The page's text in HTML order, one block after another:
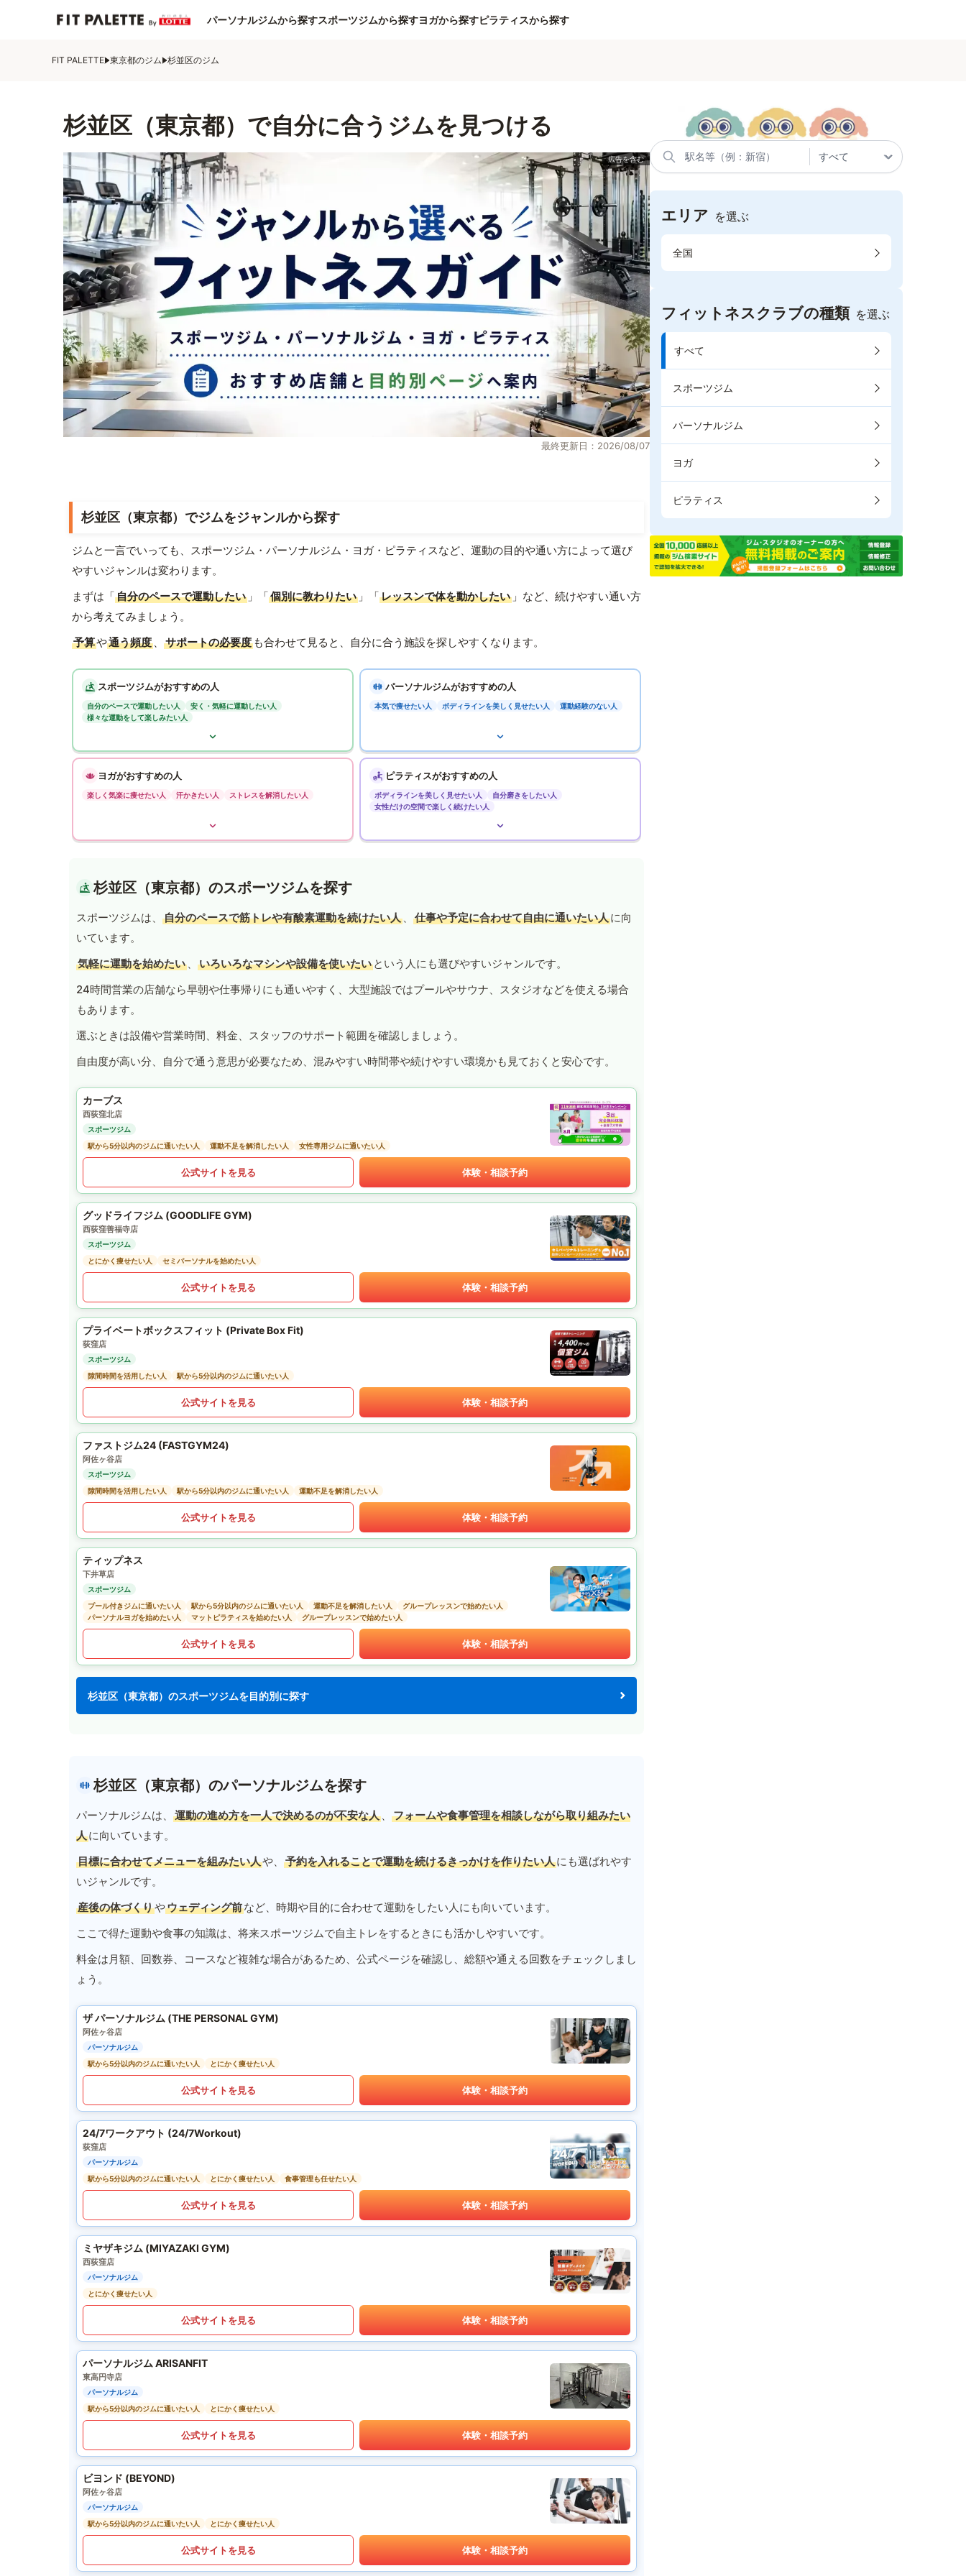
パーソナルジムから探すスポーツジムから探すヨガから探すピラティスから探す
FIT PALETTE 東京都のジム 杉並区のジム
杉並区（東京都）で自分に合うジムを見つける
最終更新日：2026/08/07
杉並区（東京都）でジムをジャンルから探す
ジムと一言でいっても、スポーツジム・パーソナルジム・ヨガ・ピラティスなど、運動の目的や通い方によって選び
やすいジャンルは変わります。
まずは「自分のペースで運動したい 」「個別に教わりたい 」「レッスンで体を動かしたい 」など、続けやすい通い方
から考えてみましょう。
予算や通う頻度 、 サポートの必要度 も合わせて見ると、自分に合う施設を探しやすくなります。
スポーツジムがおすすめの人
自分のペースで運動したい人
安く・気軽に運動したい人
様々な運動をして楽しみたい人
パーソナルジムがおすすめの人
本気で痩せたい人 ボディラインを美しく見せたい人 運動経験のない人
ヨガがおすすめの人
楽しく気楽に痩せたい人 汗かきたい人 ストレスを解消したい人
ピラティスがおすすめの人
ボディラインを美しく見せたい人
自分磨きをしたい人
女性だけの空間で楽しく続けたい人
杉並区（東京都）のスポーツジムを探す
スポーツジムは、 自分のペースで筋トレや有酸素運動を続けたい人 、 仕事や予定に合わせて自由に通いたい人に向
いています。
気軽に運動を始めたい 、 いろいろなマシンや設備を使いたい という人にも選びやすいジャンルです。
24時間営業の店舗なら早朝や仕事帰りにも通いやすく、大型施設ではプールやサウナ、スタジオなどを使える場合
もあります。
選ぶときは設備や営業時間、料金、スタッフのサポート範囲を確認しましょう。
自由度が高い分、自分で通う意思が必要なため、混みやすい時間帯や続けやすい環境かも見ておくと安心です。
カーブス
西荻窪北店
スポーツジム
駅から5分以内のジムに通いたい人
運動不足を解消したい人 女性専用ジムに通いたい人
公式サイトを見る 体験・相談予約
グッドライフジム (GOODLIFE GYM)
西荻窪善福寺店
スポーツジム
とにかく痩せたい人
セミパーソナルを始めたい人
公式サイトを見る 体験・相談予約
プライベートボックスフィット (Private Box Fit)
荻窪店
スポーツジム
隙間時間を活用したい人
駅から5分以内のジムに通いたい人
公式サイトを見る 体験・相談予約
ファストジム24 (FASTGYM24)
阿佐ヶ谷店
スポーツジム
隙間時間を活用したい人
駅から5分以内のジムに通いたい人 運動不足を解消したい人
公式サイトを見る 体験・相談予約
ティップネス
下井草店
スポーツジム
プール付きジムに通いたい人
駅から5分以内のジムに通いたい人 運動不足を解消したい人
グループレッスンで始めたい人
パーソナルヨガを始めたい人
マットピラティスを始めたい人 グループレッスンで始めたい人
公式サイトを見る 体験・相談予約
杉並区（東京都）のスポーツジムを目的別に探す
杉並区（東京都）のパーソナルジムを探す
パーソナルジムは、 運動の進め方を一人で決めるのが不安な人 、
フォームや食事管理を相談しながら取り組みたい
人に向いています。
目標に合わせてメニューを組みたい人や、 予約を入れることで運動を続けるきっかけを作りたい人にも選ばれやす
いジャンルです。
産後の体づくりやウェディング前など、時期や目的に合わせて運動をしたい人にも向いています。
ここで得た運動や食事の知識は、将来スポーツジムで自主トレをするときにも活かしやすいです。
料金は月額、回数券、コースなど複雑な場合があるため、公式ページを確認し、総額や通える回数をチェックしまし
ょう。
ザ パーソナルジム (THE PERSONAL GYM)
阿佐ヶ谷店
パーソナルジム
駅から5分以内のジムに通いたい人
とにかく痩せたい人
公式サイトを見る 体験・相談予約
24/7ワークアウト (24/7Workout)
荻窪店
パーソナルジム
駅から5分以内のジムに通いたい人
とにかく痩せたい人 食事管理も任せたい人
公式サイトを見る 体験・相談予約
ミヤザキジム (MIYAZAKI GYM)
西荻窪店
パーソナルジム
とにかく痩せたい人
公式サイトを見る 体験・相談予約
パーソナルジム ARISANFIT
東高円寺店
パーソナルジム
駅から5分以内のジムに通いたい人
とにかく痩せたい人
公式サイトを見る 体験・相談予約
ビヨンド (BEYOND)
阿佐ヶ谷店
パーソナルジム
駅から5分以内のジムに通いたい人
とにかく痩せたい人
公式サイトを見る 体験・相談予約
エリア を選ぶ
全国
フィットネスクラブの種類 を選ぶ
すべて
スポーツジム
パーソナルジム
ヨガ
ピラティス